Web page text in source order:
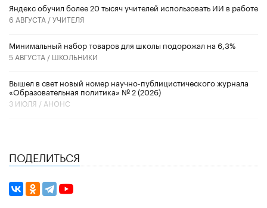
​Яндекс обучил более 20 тысяч учителей использовать ИИ в работе
6 АВГУСТА /УЧИТЕЛЯ
Минимальный набор товаров для школы подорожал на 6,3%
5 АВГУСТА / ШКОЛЬНИКИ
Вышел в свет новый номер научно-публицистического журнала
«Образовательная политика» № 2 (2026)
3 ИЮЛЯ / АНОНС
ПОДЕЛИТЬСЯ